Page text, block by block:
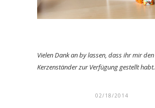
Vielen Dank an by lassen, dass ihr mir den
Kerzenständer zur Verfügung gestellt habt.
02/18/2014